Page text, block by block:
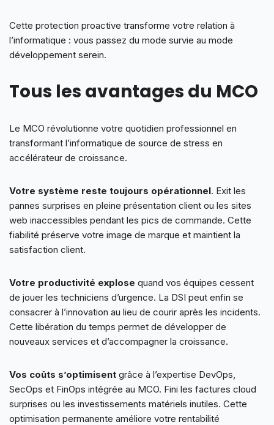
Cette protection proactive transforme votre relation à
l’informatique : vous passez du mode survie au mode
développement serein.
Tous les avantages du MCO
Le MCO révolutionne votre quotidien professionnel en
transformant l’informatique de source de stress en
accélérateur de croissance.
Votre système reste toujours opérationnel. Exit les
pannes surprises en pleine présentation client ou les sites
web inaccessibles pendant les pics de commande. Cette
fiabilité préserve votre image de marque et maintient la
satisfaction client.
Votre productivité explose quand vos équipes cessent
de jouer les techniciens d’urgence. La DSI peut enfin se
consacrer à l’innovation au lieu de courir après les incidents.
Cette libération du temps permet de développer de
nouveaux services et d’accompagner la croissance.
Vos coûts s’optimisent grâce à l’expertise DevOps,
SecOps et FinOps intégrée au MCO. Fini les factures cloud
surprises ou les investissements matériels inutiles. Cette
optimisation permanente améliore votre rentabilité